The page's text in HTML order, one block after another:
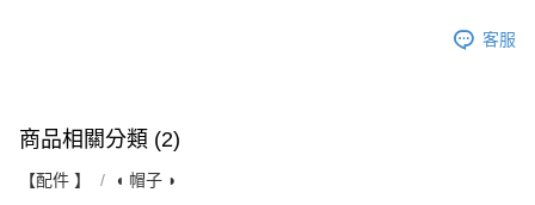
客服
商品相關分類 (2)
【配件 】 ◖ 帽子 ◗